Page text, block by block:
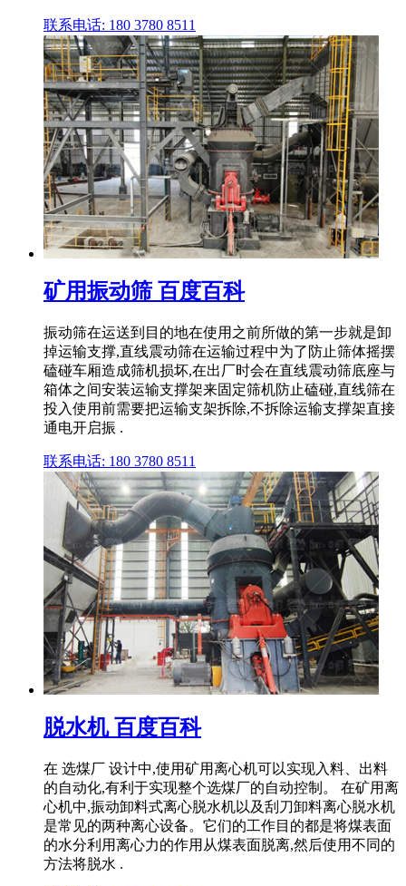
联系电话: 180 3780 8511
矿用振动筛 百度百科
振动筛在运送到目的地在使用之前所做的第一步就是卸
掉运输支撑,直线震动筛在运输过程中为了防止筛体摇摆
磕碰车厢造成筛机损坏,在出厂时会在直线震动筛底座与
箱体之间安装运输支撑架来固定筛机防止磕碰,直线筛在
投入使用前需要把运输支架拆除,不拆除运输支撑架直接
通电开启振 .
联系电话: 180 3780 8511
脱水机 百度百科
在 选煤厂 设计中,使用矿用离心机可以实现入料、出料
的自动化,有利于实现整个选煤厂的自动控制。 在矿用离
心机中,振动卸料式离心脱水机以及刮刀卸料离心脱水机
是常见的两种离心设备。它们的工作目的都是将煤表面
的水分利用离心力的作用从煤表面脱离,然后使用不同的
方法将脱水 .